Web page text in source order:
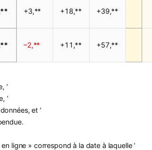
+3,** +18,** +39,**
–2,** +11,** +57,**
‘
‘
et ‘
ligne » correspond à la date à laquelle ‘